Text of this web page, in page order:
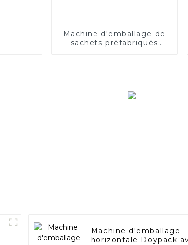
Machine d'emballage de
sachets préfabriqués
Machine d'emballage
horizontale Doypack